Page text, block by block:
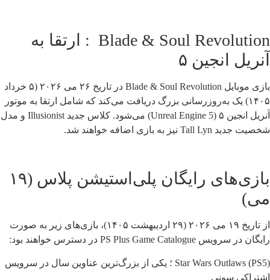
Blade & Soul Revolution : ارتقا به
آنریل انجین ۵
بازی موبایل Blade & Soul Revolution در تاریخ ۲۶ می ۲۰۲۶ (۵ خرداد
۱۴۰۵) یک به‌روزرسانی بزرگ دریافت می‌کند که شامل ارتقا به موتور
آنریل انجین ۵ (Unreal Engine 5) می‌شود. کلاس جدید Illusionist و مدل
شخصیت جدید Tall Lyn نیز به بازی اضافه خواهند شد.
بازی‌های رایگان پلی‌استیشن پلاس (۱۹
می)
از تاریخ ۱۹ می ۲۰۲۶ (۲۹ اردیبهشت ۱۴۰۵)، بازی‌های زیر به صورت
رایگان در سرویس PS Plus Game Catalogue در دسترس خواهند بود:
Star Wars Outlaws (PS5) ؛ یکی از بزرگ‌ترین عناوین سال در سرویس
اشتراکی سونی